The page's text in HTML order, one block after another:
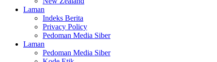
Laman
Indeks Berita
Privacy Policy
Pedoman Media Siber
Laman
Pedoman Media Siber